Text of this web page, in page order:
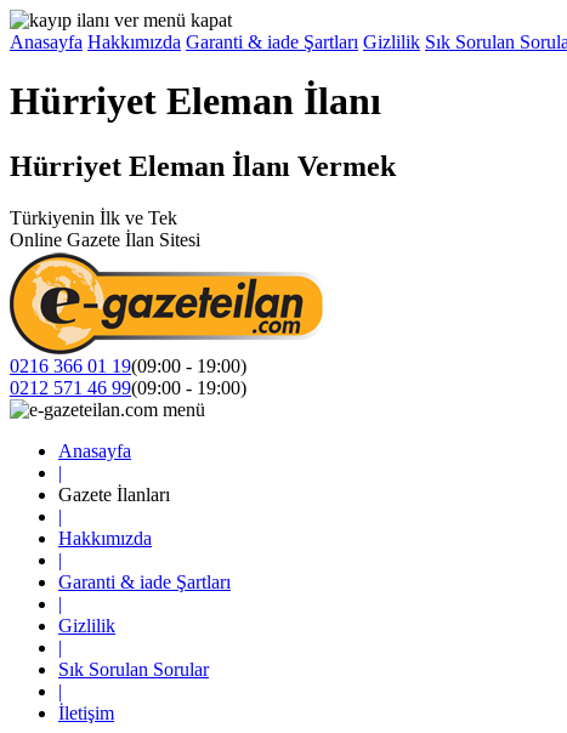
Anasayfa Hakkımızda Garanti & iade Şartları Gizlilik Sık Sorulan
Hürriyet Eleman İlanı
Hürriyet Eleman İlanı Vermek
Türkiyenin İlk ve Tek
Online Gazete İlan Sitesi
0216 366 01 19(09:00 - 19:00)
0212 571 46 99(09:00 - 19:00)
Anasayfa
|
Gazete İlanları
|
Hakkımızda
|
Garanti & iade Şartları
|
Gizlilik
|
Sık Sorulan Sorular
|
İletişim